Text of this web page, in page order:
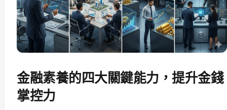
金融素養的四大關鍵能力，提升金錢
掌控力